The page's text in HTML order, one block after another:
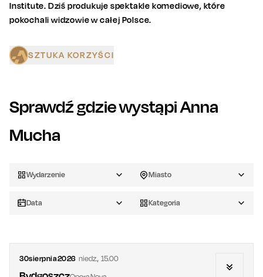
Institute. Dziś produkuje spektakle komediowe, które
pokochali widzowie w całej Polsce.
SZTUKA KORZYŚCI
Sprawdź gdzie wystąpiAnna
Mucha
Wydarzenie Miasto
Data Kategoria
30sierpnia2026 niedz., 15.00